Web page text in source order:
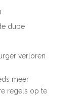
dupe
verloren
meer
regels op te